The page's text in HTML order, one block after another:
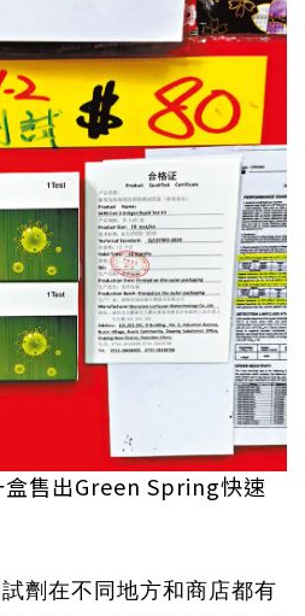
售出Green Spring快速
劑在不同地方和商店都有